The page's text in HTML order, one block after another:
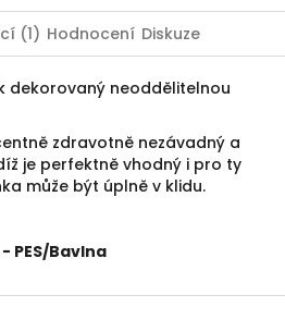
(1) Hodnocení Diskuze
dekorovaný neoddělitelnou
zdravotně nezávadný a
je perfektně vhodný i pro ty
může být úplně v klidu.
PES/Bavlna